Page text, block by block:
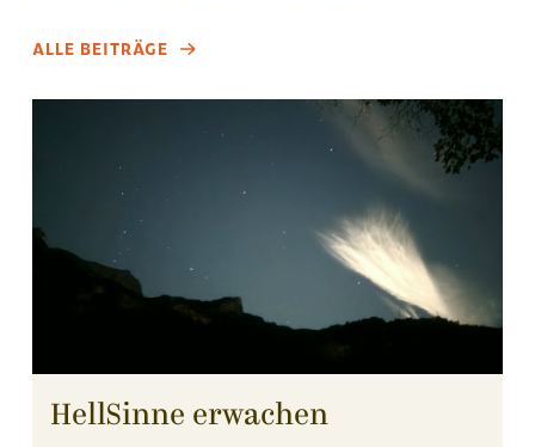
ALLE BEITRÄGE
HellSinne erwachen